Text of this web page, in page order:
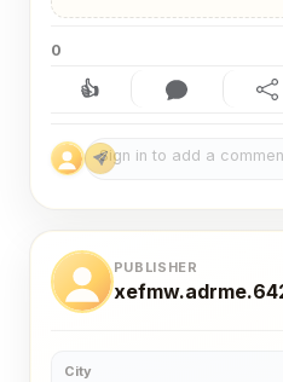
0
👍
Like (0) Comment (0)
PUBLISHER
City